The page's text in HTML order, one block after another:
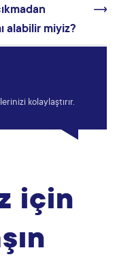
alabilir miyiz?
kolaylaştırır.
için